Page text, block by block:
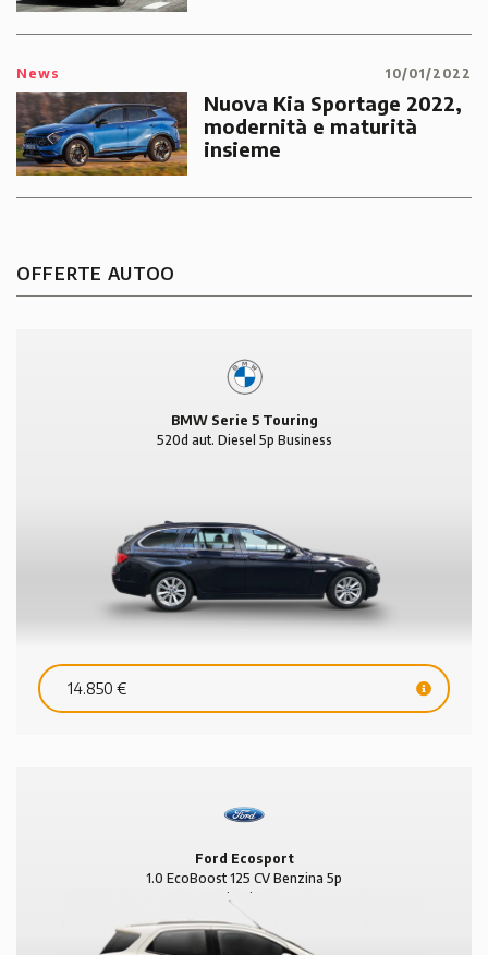
lusso
News 10/01/2022
Nuova Kia Sportage 2022,
modernità e maturità
insieme
OFFERTE AUTOO
BMW Serie 5 Touring
520d aut. Diesel 5p Business
14.850 €
Ford Ecosport
1.0 EcoBoost 125 CV Benzina 5p
Titanium